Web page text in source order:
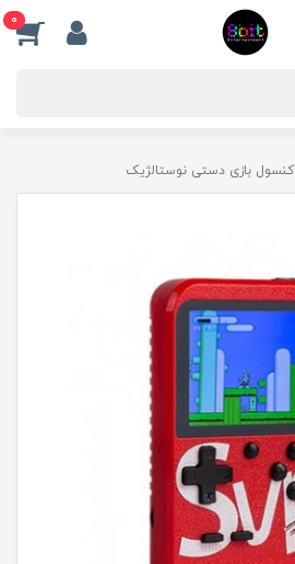
0
کنسول بازی دستی نوستالژیک